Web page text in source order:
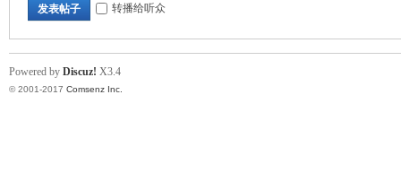
发表帖子 转播给听众
Powered by Discuz! X3.4
© 2001-2017 Comsenz Inc.